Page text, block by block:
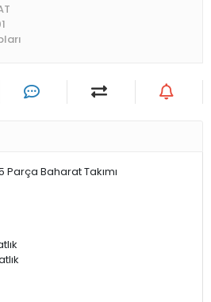
Parça Baharat Takımı